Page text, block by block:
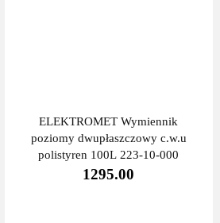
ELEKTROMET Wymiennik
poziomy dwupłaszczowy c.w.u
polistyren 100L 223-10-000
1295.00